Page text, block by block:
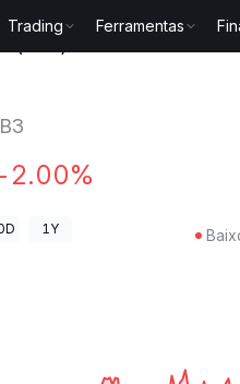
Trading Ferramentas
B3
2.00%
1Y